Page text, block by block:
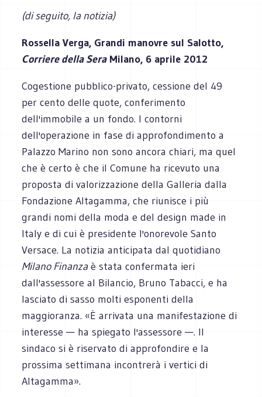
(di seguito, la notizia)
Rossella Verga, Grandi manovre sul Salotto,
Corriere della SeraMilano, 6 aprile 2012
Cogestione pubblico-privato, cessione del 49
per cento delle quote, conferimento
dell'immobile a un fondo. I contorni
dell'operazione in fase di approfondimento a
Palazzo Marino non sono ancora chiari, ma quel
che è certo è che il Comune ha ricevuto una
proposta di valorizzazione della Galleria dalla
Fondazione Altagamma, che riunisce i più
grandi nomi della moda e del design made in
Italy e di cui è presidente l'onorevole Santo
Versace. La notizia anticipata dal quotidiano
Milano Finanzaè stata confermata ieri
dall'assessore al Bilancio, Bruno Tabacci, e ha
lasciato di sasso molti esponenti della
maggioranza. «È arrivata una manifestazione di
interesse — ha spiegato l'assessore —. Il
sindaco si è riservato di approfondire e la
prossima settimana incontrerà i vertici di
Altagamma».